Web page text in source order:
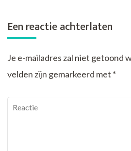
Een reactie achterlaten
Je e-mailadres zal niet getoond
velden zijn gemarkeerd met *
Reactie